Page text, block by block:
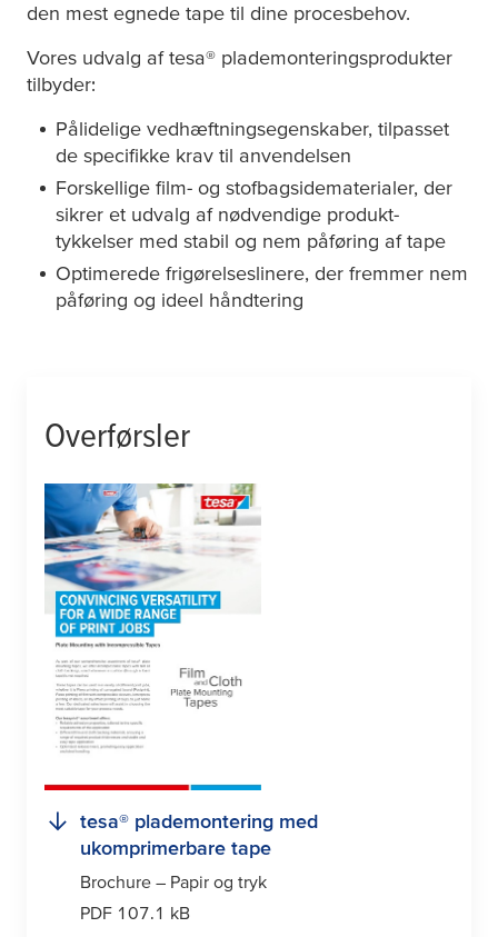
den mest egnede tape til dine procesbehov.
Vores udvalg aftesa® plademonteringsprodukter
tilbyder:
Pålidelige vedhæftningsegenskaber, tilpasset
de specifikke krav til anvendelsen
Forskellige film- og stofbagsidematerialer, der
sikrer et udvalg af nødvendige produkt-
tykkelser med stabil og nem påføring af tape
Optimerede frigørelseslinere, der fremmer nem
påføring og ideel håndtering
Overførsler
tesa® plademontering med
ukomprimerbare tape
Brochure – Papir og tryk
PDF 107.1 kB